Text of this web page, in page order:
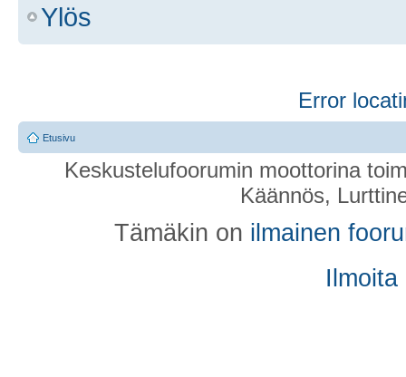
Ylös
Error
Etusivu
Keskustelufoorumin moottorina
Käännös,
Tämäkin on ilmainen